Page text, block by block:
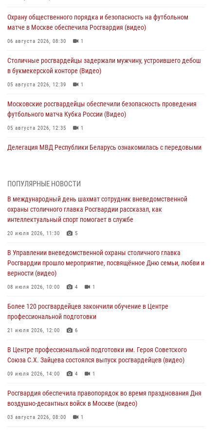
Охрану общественного порядка и безопасность на футбольном
матче в Москве обеспечила Росгвардия (видео)
06 августа 2026, 08:30 1
Столичные росгвардейцы задержали мужчину, устроившего дебош
в букмекерской конторе (Видео)
05 августа 2026, 12:39 1
Московские росгвардейцы обеспечили безопасность проведения
футбольного матча Кубка России (Видео)
05 августа 2026, 12:35 1
Делегация МВД Республики Беларусь ознакомилась с передовыми
боевому самбо. (видео)
04 августа 2026, 14:00
Офицер Росгвардии стал гостем прямого эфира на «Радио Москвы»
04 августа 2026, 12:28
В Москве росгвардейцы задержали подозреваемого в нападении
на охранника торгового центра (видео)
В Главном управлении Росгвардии по городу Москве подвели итоги
работы подразделений за прошедший месяц
ПОПУЛЯРНЫЕ НОВОСТИ
В международный день шахмат сотрудник вневедомственной
охраны столичного главка Росгвардии рассказал, как
интеллектуальный спорт помогает в службе
20 июля 2026, 11:30 5
В Управлении вневедомственной охраны столичного главка
Росгвардии прошло мероприятие, посвящённое Дню семьи, любви и
верности (видео)
08 июля 2026, 10:00 4 1
Более 120 росгвардейцев закончили обучение в Центре
профессиональной подготовки
21 июля 2026, 12:00 6
В Центре профессиональной подготовки им. Героя Советского
Союза С.Х. Зайцева состоялся выпуск росгвардейцев (видео)
09 июля 2026, 14:00 4 1
Росгвардия обеспечила правопорядок во время празднования Дня
воздушно-десантных войск в Москве (видео)
03 августа 2026, 08:00 1